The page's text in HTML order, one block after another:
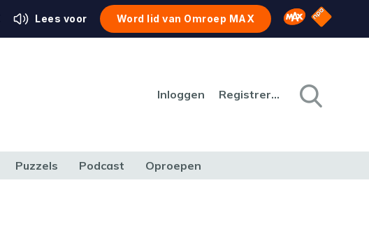
Lees voor Word lid van Omroep MAX Omroep MAX
NPO
Inloggen Registreren
Puzzels Podcast Oproepen